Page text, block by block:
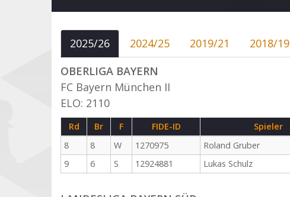
2025/26 2024/25 2019/21
2018/19
OBERLIGA BAYERN
FC Bayern München II
ELO: 2110
Rd Br F FIDE-ID Spieler
8
8 W 1270975 Roland Gruber
9
6 S 12924881 Lukas Schulz